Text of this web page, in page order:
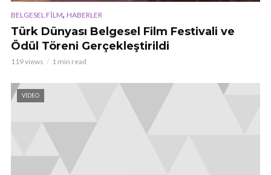
BELGESEL FILM, HABERLER
Türk Dünyası Belgesel Film Festivali ve
Ödül Töreni Gerçekleştirildi
119 views 1 min read
VIDEO